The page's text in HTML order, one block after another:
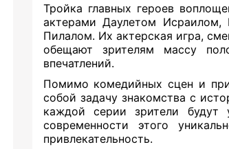
Тройка главных героев
актерами Даулетом
Пилалом. Их актерская игра,
обещают зрителям массу
впечатлений.
Помимо комедийных сцен и
собой задачу знакомства с
каждой серии зрители
современности этого
привлекательность.